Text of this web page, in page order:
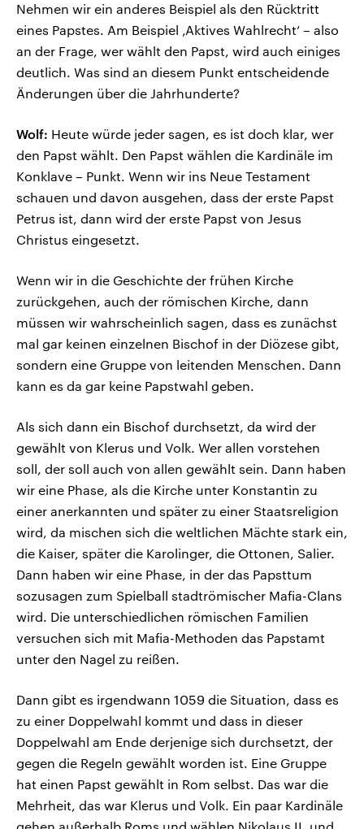
Nehmen wir ein anderes Beispiel als den Rücktritt
eines Papstes. Am Beispiel ‚Aktives Wahlrecht‘ – also
an der Frage, wer wählt den Papst, wird auch einiges
deutlich. Was sind an diesem Punkt entscheidende
Änderungen über die Jahrhunderte?
Wolf: Heute würde jeder sagen, es ist doch klar, wer
den Papst wählt. Den Papst wählen die Kardinäle im
Konklave – Punkt. Wenn wir ins Neue Testament
schauen und davon ausgehen, dass der erste Papst
Petrus ist, dann wird der erste Papst von Jesus
Christus eingesetzt.
Wenn wir in die Geschichte der frühen Kirche
zurückgehen, auch der römischen Kirche, dann
müssen wir wahrscheinlich sagen, dass es zunächst
mal gar keinen einzelnen Bischof in der Diözese gibt,
sondern eine Gruppe von leitenden Menschen. Dann
kann es da gar keine Papstwahl geben.
Als sich dann ein Bischof durchsetzt, da wird der
gewählt von Klerus und Volk. Wer allen vorstehen
soll, der soll auch von allen gewählt sein. Dann haben
wir eine Phase, als die Kirche unter Konstantin zu
einer anerkannten und später zu einer Staatsreligion
wird, da mischen sich die weltlichen Mächte stark ein,
die Kaiser, später die Karolinger, die Ottonen, Salier.
Dann haben wir eine Phase, in der das Papsttum
sozusagen zum Spielball stadtrömischer Mafia-Clans
wird. Die unterschiedlichen römischen Familien
versuchen sich mit Mafia-Methoden das Papstamt
unter den Nagel zu reißen.
Dann gibt es irgendwann 1059 die Situation, dass es
zu einer Doppelwahl kommt und dass in dieser
Doppelwahl am Ende derjenige sich durchsetzt, der
gegen die Regeln gewählt worden ist. Eine Gruppe
hat einen Papst gewählt in Rom selbst. Das war die
Mehrheit, das war Klerus und Volk. Ein paar Kardinäle